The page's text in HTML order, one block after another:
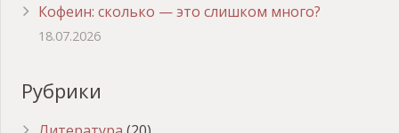
Кофеин: сколько — это слишком много?
18.07.2026
Рубрики